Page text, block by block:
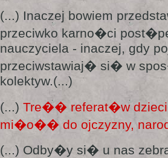
(...) Inaczej bowiem
przeciwko karno�ci
nauczyciela - inaczej, gdy
przeciwstawiaj� si� w
kolektyw.(...)
(...) Tre�� referat�w
mi�o�� do ojczyzny,
(...) Odby�y si� u nas